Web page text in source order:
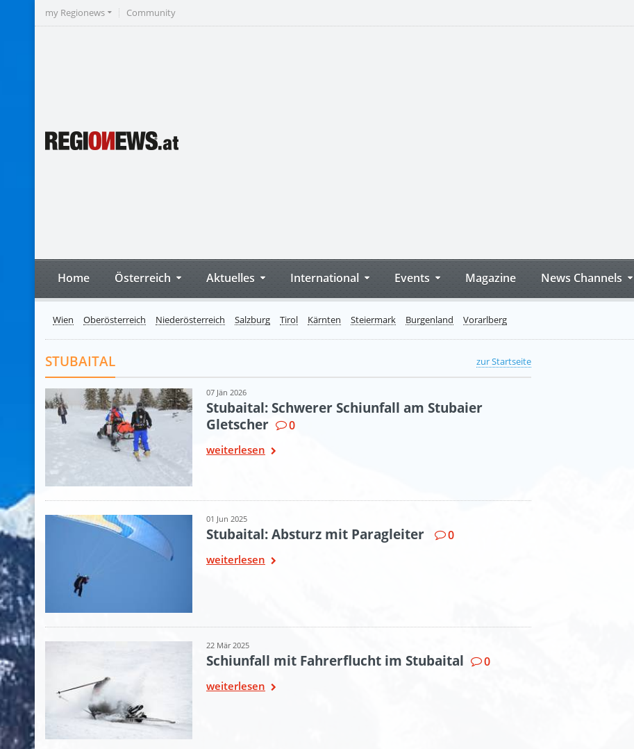
my Regionews Community
Home Österreich Aktuelles International Events Magazine News Channels
Wien Oberösterreich Niederösterreich Salzburg Tirol Kärnten Steiermark Burgenland Vorarlberg
zur Startseite
STUBAITAL
07 Jän 2026
Stubaital: Schwerer Schiunfall am Stubaier
Gletscher
0
weiterlesen
01 Jun 2025
Stubaital: Absturz mit Paragleiter 0
weiterlesen
22 Mär 2025
Schiunfall mit Fahrerflucht im Stubaital 0
weiterlesen